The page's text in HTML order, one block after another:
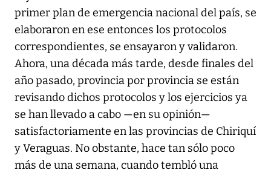
primer plan de emergencia nacional del país, se
elaboraron en ese entonces los protocolos
correspondientes, se ensayaron y validaron.
Ahora, una década más tarde, desde finales del
año pasado, provincia por provincia se están
revisando dichos protocolos y los ejercicios ya
se han llevado a cabo —en su opinión—
satisfactoriamente en las provincias de Chiriquí
y Veraguas. No obstante, hace tan sólo poco
más de una semana, cuando tembló una